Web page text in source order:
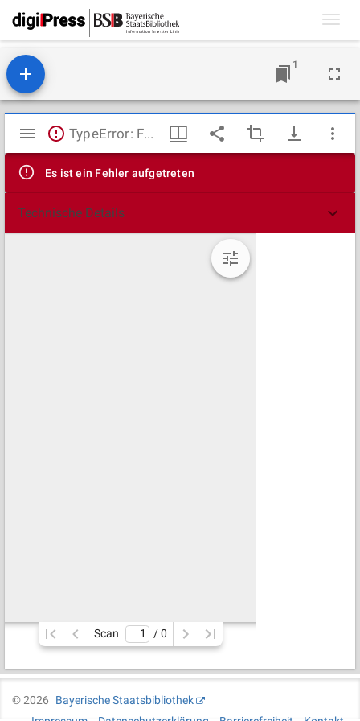
1
Mirador
Viewer
TypeError: Failed to fetch
Es ist ein Fehler aufgetreten
Technische Details
Scan / 0
©2026
Bayerische Staatsbibliothek